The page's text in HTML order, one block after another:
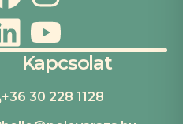
Kapcsolat
+36 30 228 1128